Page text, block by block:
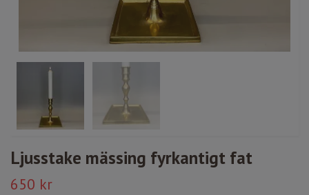
Ljusstake mässing fyrkantigt fat
650 kr